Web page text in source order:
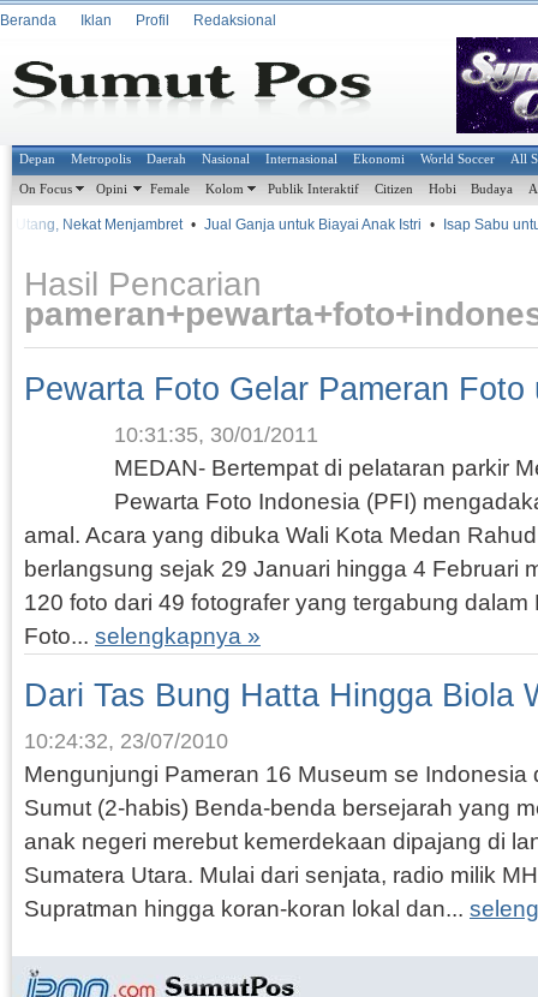
Beranda Iklan Profil Redaksional
Depan Metropolis Daerah Nasional Internasional Ekonomi World Soccer All
On Focus Opini Female Kolom Publik Interaktif Citizen Hobi Budaya
Utang, Nekat Menjambret • Jual Ganja untuk Biayai Anak Istri • Isap Sabu
Hasil Pencarian
Pewarta Foto Gelar Pameran Foto
10:31:35, 30/01/2011
MEDAN- Bertempat di pelataran parkir
Pewarta Foto Indonesia (PFI)
amal. Acara yang dibuka Wali Kota Medan
berlangsung sejak 29 Januari hingga 4 Februari
120 foto dari 49 fotografer yang tergabung dalam
Foto... selengkapnya »
Dari Tas Bung Hatta Hingga Biola
10:24:32, 23/07/2010
Mengunjungi Pameran 16 Museum se Indonesia
Sumut (2-habis) Benda-benda bersejarah yang
anak negeri merebut kemerdekaan dipajang di
Sumatera Utara. Mulai dari senjata, radio milik
Supratman hingga koran-koran lokal dan...